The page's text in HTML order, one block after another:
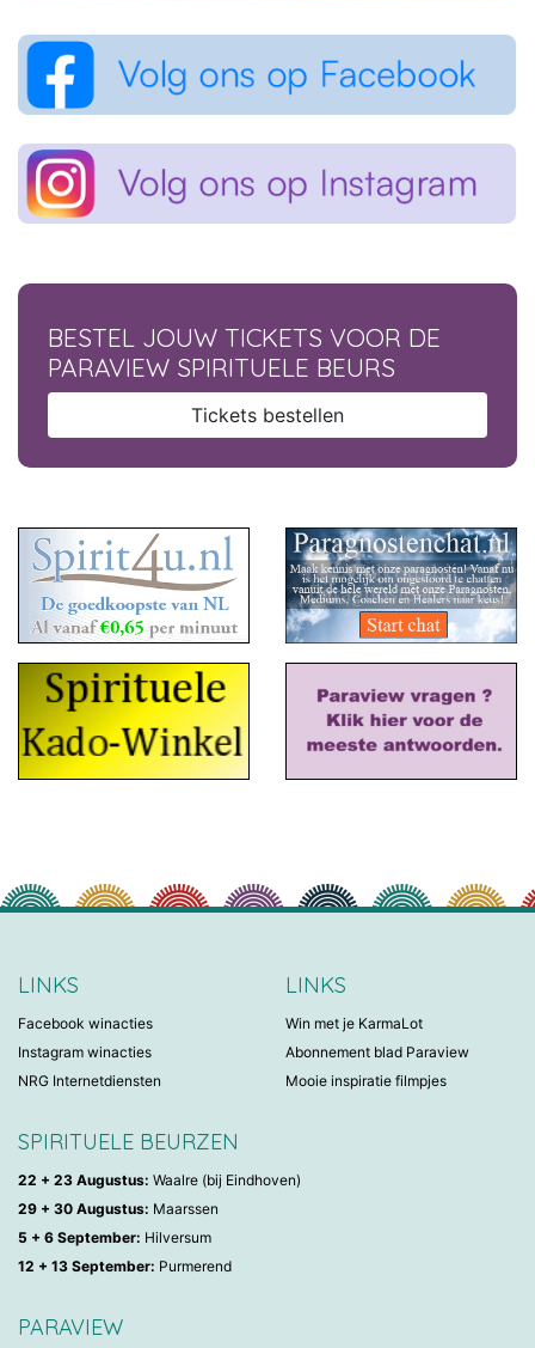
BESTEL JOUW TICKETS VOOR DE
PARAVIEW SPIRITUELE BEURS
Tickets bestellen
LINKS
Facebook winacties
Instagram winacties
NRG Internetdiensten
LINKS
Win met je KarmaLot
Abonnement blad Paraview
Mooie inspiratie filmpjes
SPIRITUELE BEURZEN
22 + 23 Augustus: Waalre (bij Eindhoven)
29 + 30 Augustus: Maarssen
5 + 6 September: Hilversum
12 + 13 September: Purmerend
PARAVIEW